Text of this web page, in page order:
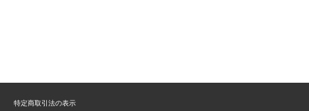
特定商取引法の表示